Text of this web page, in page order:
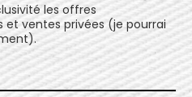
les offres
et ventes privées (je pourrai